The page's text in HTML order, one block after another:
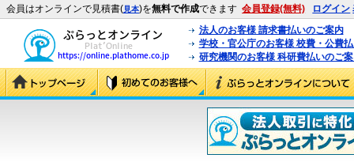
会員はオンラインで見積書(見本)を無料で作成できます 会員登録(無料) ログイン
法人のお客様 請求書払いのご案内
学校・官公庁のお客様 校費・公費
研究機関のお客様 科研費払いのご